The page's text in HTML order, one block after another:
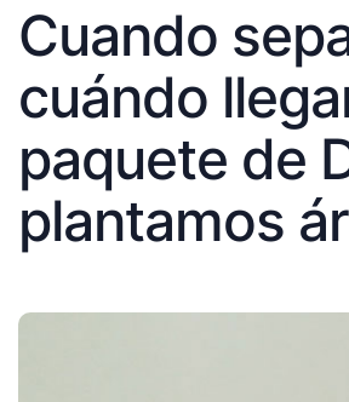
Cuando
cuándo
paquete de
plantamos